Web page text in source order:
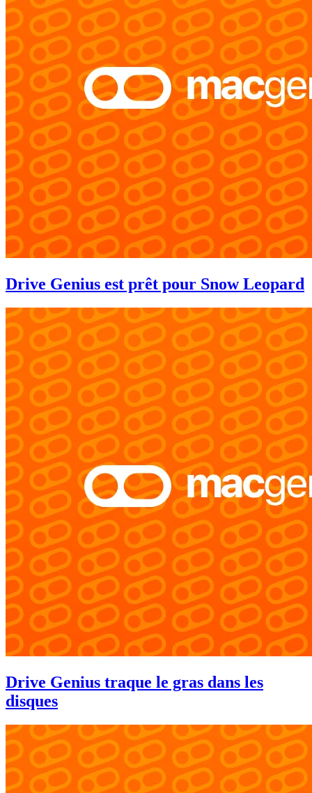
Drive Genius est prêt pour Snow Leopard
Drive Genius traque le gras dans les
disques